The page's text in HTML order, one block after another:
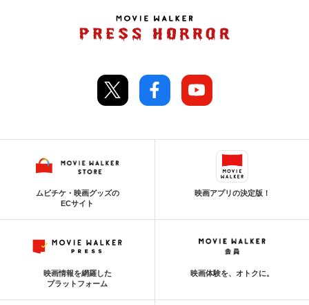
ムビチケ・映画グッズの
ECサイト
映画アプリの決定版！
映画情報を網羅した
プラットフォーム
映画体験を、オトクに。